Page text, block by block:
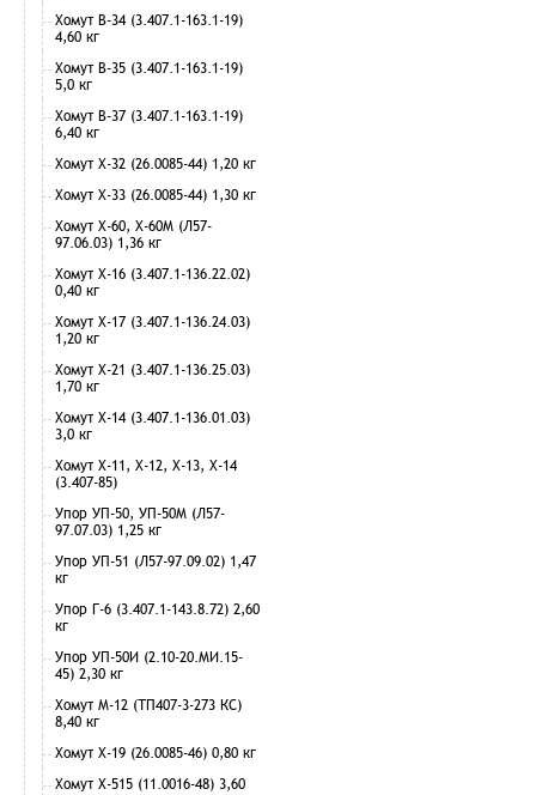
Хомут В-34 (3.407.1-163.1-19)
4,60 кг
Хомут В-35 (3.407.1-163.1-19)
5,0 кг
Хомут В-37 (3.407.1-163.1-19)
6,40 кг
Хомут Х-32 (26.0085-44) 1,20 кг
Хомут Х-33 (26.0085-44) 1,30 кг
Хомут Х-60, Х-60М (Л57-
97.06.03) 1,36 кг
Хомут Х-16 (3.407.1-136.22.02)
0,40 кг
Хомут Х-17 (3.407.1-136.24.03)
1,20 кг
Хомут Х-21 (3.407.1-136.25.03)
1,70 кг
Хомут Х-14 (3.407.1-136.01.03)
3,0 кг
Хомут Х-11, Х-12, Х-13, Х-14
(3.407-85)
Упор УП-50, УП-50М (Л57-
97.07.03) 1,25 кг
Упор УП-51 (Л57-97.09.02) 1,47
кг
Упор Г-6 (3.407.1-143.8.72) 2,60
кг
Упор УП-50И (2.10-20.МИ.15-
45) 2,30 кг
Хомут М-12 (ТП407-3-273 КС)
8,40 кг
Хомут Х-19 (26.0085-46) 0,80 кг
Хомут Х-515 (11.0016-48) 3,60